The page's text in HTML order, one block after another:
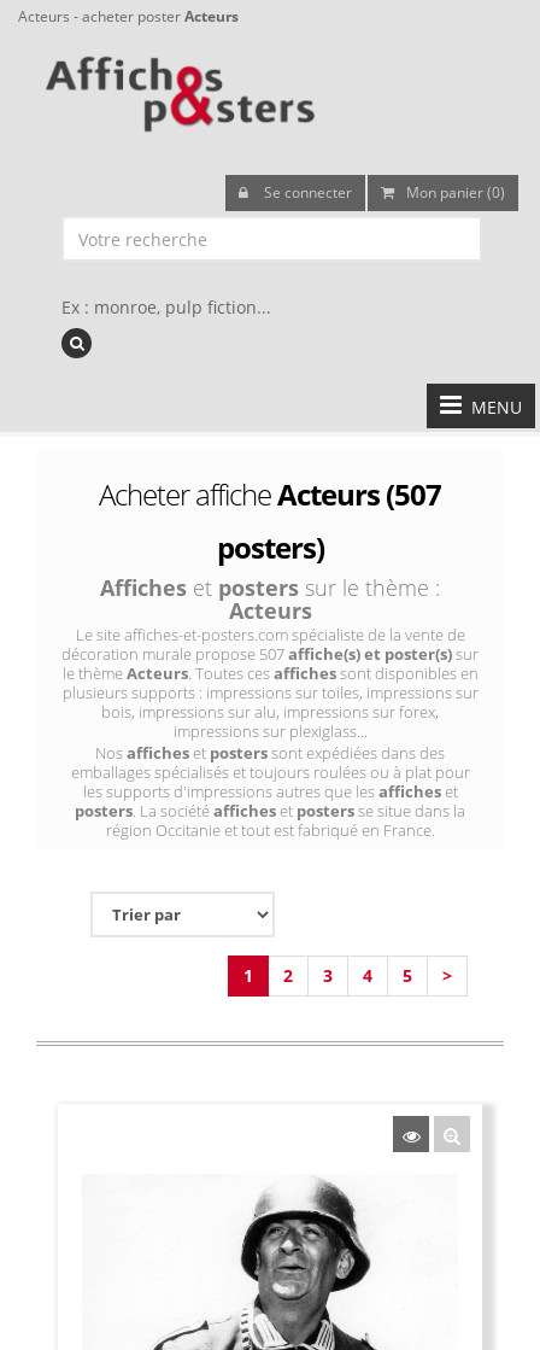
Acteurs - acheter posterActeurs
Se connecter Mon panier (0)
Ex : monroe, pulp fiction...
MENU
Acheter afficheActeurs (507
posters)
Affiches et posters sur le thème :
Acteurs
Le site affiches-et-posters.com spécialiste de la vente de
décoration murale propose 507affiche(s) et poster(s)sur
le thèmeActeurs. Toutes cesaffichessont disponibles en
plusieurs supports : impressions sur toiles, impressions sur
bois, impressions sur alu, impressions sur forex,
impressions sur plexiglass...
Nosafficheset posterssont expédiées dans des
emballages spécialisés et toujours roulées ou à plat pour
les supports d'impressions autres que lesafficheset
posters. La sociétéafficheset postersse situe dans la
région Occitanie et tout est fabriqué en France.
1 2 3 4 5 >